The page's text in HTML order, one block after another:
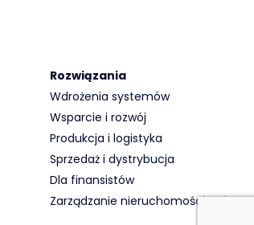
Rozwiązania
Wdrożenia systemów
Wsparcie i rozwój
Produkcja i logistyka
Sprzedaż i dystrybucja
Dla finansistów
Zarządzanie nieruchomościami